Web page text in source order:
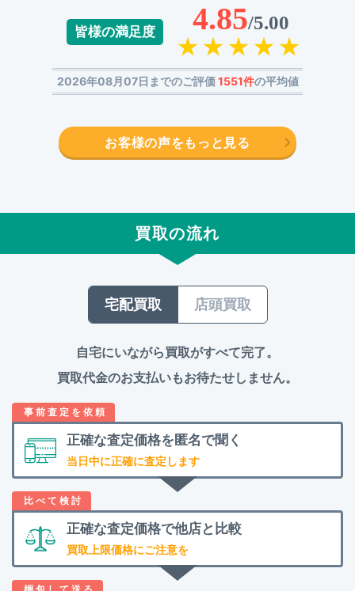
皆様の満足度 4.85/5.00
2026年08月07日までのご評価1551件の平均値
お客様の声をもっと見る
買取の流れ
宅配買取 店頭買取
自宅にいながら買取がすべて完了。
買取代金のお支払いもお待たせしません。
正確な査定価格を 匿名で聞く
当日中に正確に査定します
正確な査定価格で他店と比較
買取上限価格にご注意を